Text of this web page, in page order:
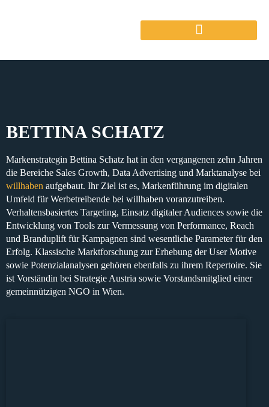
BETTINA SCHATZ
Markenstrategin Bettina Schatz hat in den vergangenen zehn Jahren
die Bereiche Sales Growth, Data Advertising und Marktanalyse bei
willhaben aufgebaut. Ihr Ziel ist es, Markenführung im digitalen
Umfeld für Werbetreibende bei willhaben voranzutreiben.
Verhaltensbasiertes Targeting, Einsatz digitaler Audiences sowie die
Entwicklung von Tools zur Vermessung von Performance, Reach
und Branduplift für Kampagnen sind wesentliche Parameter für den
Erfolg. Klassische Marktforschung zur Erhebung der User Motive
sowie Potenzialanalysen gehören ebenfalls zu ihrem Repertoire. Sie
ist Vorständin bei Strategie Austria sowie Vorstandsmitglied einer
gemeinnützigen NGO in Wien.